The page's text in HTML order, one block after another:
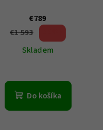
€789
€1 593
Skladem
Do košíka